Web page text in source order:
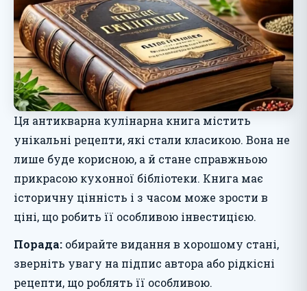
Ця антикварна кулінарна книга містить
унікальні рецепти, які стали класикою. Вона не
лише буде корисною, а й стане справжньою
прикрасою кухонної бібліотеки. Книга має
історичну цінність і з часом може зрости в
ціні, що робить її особливою інвестицією.
Порада: обирайте видання в хорошому стані,
зверніть увагу на підпис автора або рідкісні
рецепти, що роблять її особливою.